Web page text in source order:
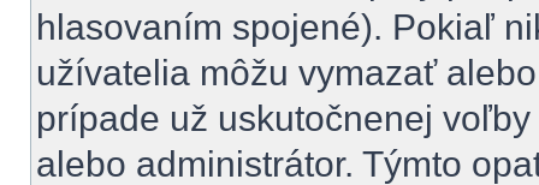
hlasovaním spojené). Pokiaľ
užívatelia môžu vymazať
prípade už uskutočnenej
alebo administrátor. Týmto